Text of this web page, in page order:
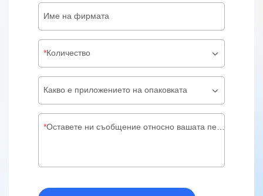
Име на фирмата
Количество
Какво е приложението на опаковката
Оставете ни съобщение относно вашата персонализирана опаковка